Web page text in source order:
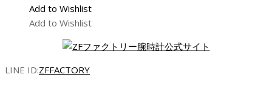
の
価
は
¥134,000.00
格
Add to Wishlist
Add to Wishlist
LINE ID:ZFFACTORY